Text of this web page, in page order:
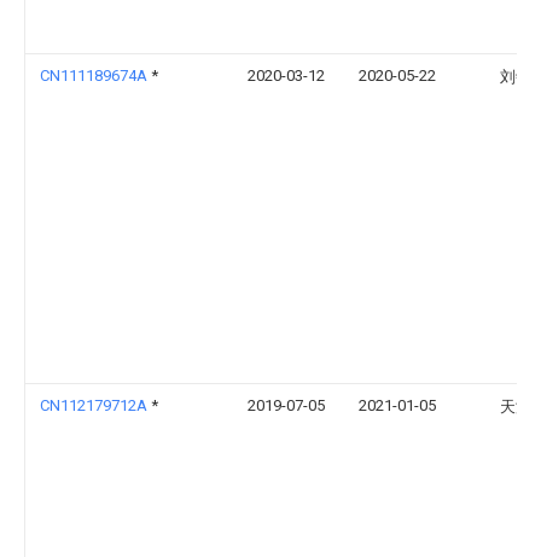
CN111189674A * 2020-03-12 2020-05-22 刘敏
CN112179712A * 2019-07-05 2021-01-05 天津